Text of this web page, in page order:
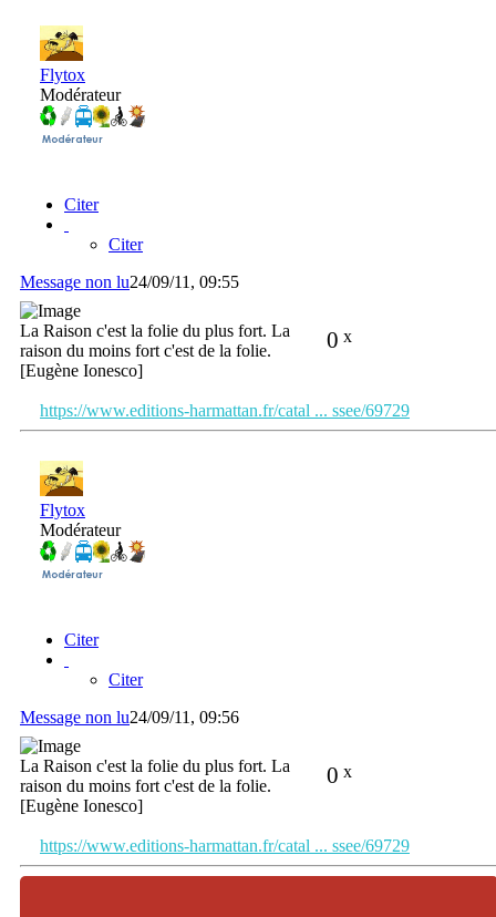
Flytox
Modérateur
Citer
Citer
Message non lu24/09/11, 09:55
0 x
La Raison c'est la folie du plus fort. La
raison du moins fort c'est de la folie.
[Eugène Ionesco]
https://www.editions-harmattan.fr/catal ... ssee/69729
Flytox
Modérateur
Citer
Citer
Message non lu24/09/11, 09:56
0 x
La Raison c'est la folie du plus fort. La
raison du moins fort c'est de la folie.
[Eugène Ionesco]
https://www.editions-harmattan.fr/catal ... ssee/69729